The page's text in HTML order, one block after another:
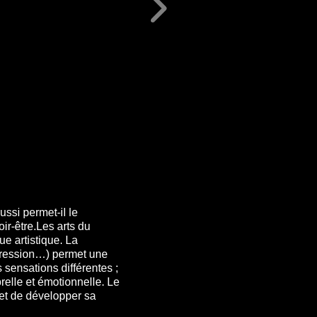
permet-il le
être.Les arts du
artistique. La
permet une
différentes ;
et émotionnelle. Le
de développer sa